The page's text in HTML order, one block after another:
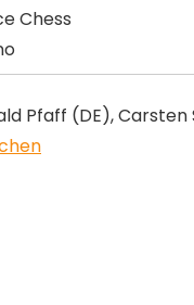
Chess
Pfaff (DE),